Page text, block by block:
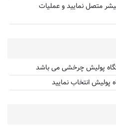
متصل نمایید و عملیات
پولیش چرخشی می باشد
پولیش انتخاب نمایید